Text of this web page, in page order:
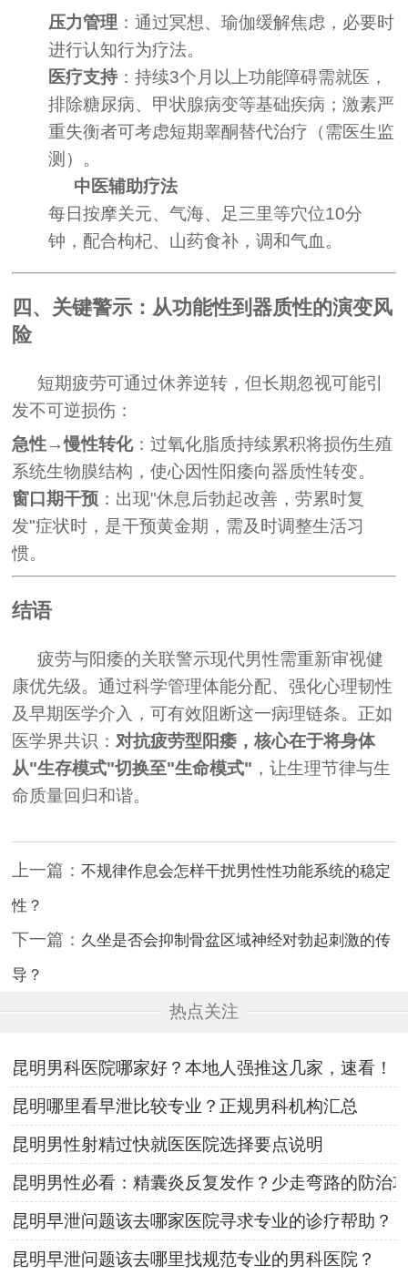
压力管理 ：通过冥想、瑜伽缓解焦虑，必要时
进行认知行为疗法。
医疗支持：持续3个月以上功能障碍需就医，
排除糖尿病、甲状腺病变等基础疾病；激素严
重失衡者可考虑短期睾酮替代治疗（需医生监
测）。
中医辅助疗法
每日按摩关元、气海、足三里等穴位10分
钟，配合枸杞、山药食补，调和气血。
四、关键警示：从功能性到器质性的演变风
险
短期疲劳可通过休养逆转，但长期忽视可能引
发不可逆损伤：
急性→慢性转化：过氧化脂质持续累积将损伤生殖
系统生物膜结构，使心因性阳痿向器质性转变。
窗口期干预 ：出现"休息后勃起改善，劳累时复
发"症状时，是干预黄金期，需及时调整生活习
惯。
结语
疲劳与阳痿的关联警示现代男性需重新审视健
康优先级。通过科学管理体能分配、强化心理韧性
及早期医学介入，可有效阻断这一病理链条。正如
医学界共识： 对抗疲劳型阳痿，核心在于将身体
从"生存模式"切换至"生命模式" ，让生理节律与生
命质量回归和谐。
上一篇：不规律作息会怎样干扰男性性功能系统的稳定
性？
下一篇： 久坐是否会抑制骨盆区域神经对勃起刺激的传
导？
热点关注
昆明男科医院哪家好？本地人强推这几家，速看！
昆明哪里看早泄比较专业？正规男科机构汇总
昆明男性射精过快就医医院选择要点说明
昆明男性必看：精囊炎反复发作？少走弯路的防治
昆明早泄问题该去哪家医院寻求专业的诊疗帮助？
昆明早泄问题该去哪里找规范专业的男科医院？